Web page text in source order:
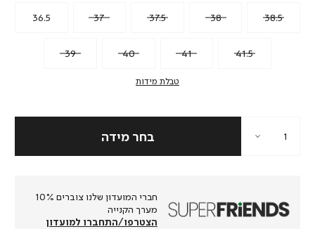
36.5 37 37.5 38 38.5
39 40 41 41.5
טבלת מידות
חברי המועדון שלנו צוברים 10%
מערך הקנייה
הצטרפו/התחברו למועדון